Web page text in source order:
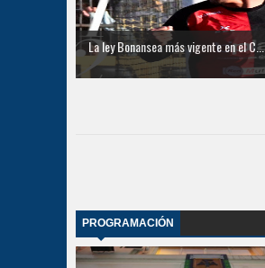
La ley Bonansea más vigente en el C...
PROGRAMACIÓN